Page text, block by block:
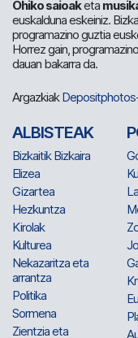
Ohiko saioaketa
euskalduna eskeiniz.
programazino guztia
Horrez gain,
dauan bakarra da.
ArgazkiakDepositphotos
ALBISTEAK
Bizkaitik Bizkaira
Elizea
Gizartea
Hezkuntza
Kirolak
Kulturea
Nekazaritza eta
arrantza
Politika
Sormena
Zientzia eta